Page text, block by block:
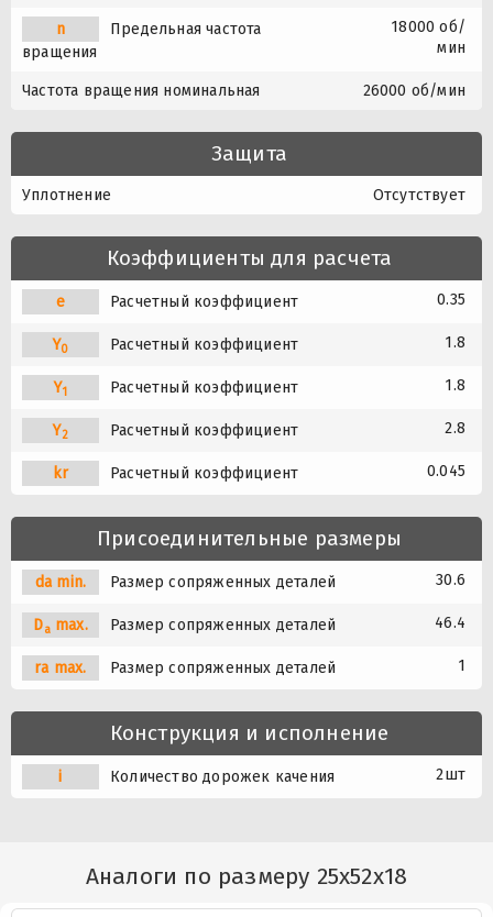
n
Предельная частота
вращения
18000 об/
мин
Частота вращения номинальная 26000 об/мин
Защита
Уплотнение Отсутствует
Коэффициенты для расчета
e Расчетный коэффициент 0.35
Y0 Расчетный коэффициент 1.8
Y1 Расчетный коэффициент 1.8
Y2 Расчетный коэффициент 2.8
kr Расчетный коэффициент 0.045
Присоединительные размеры
da min. Размер сопряженных деталей 30.6
Damax. Размер сопряженных деталей 46.4
ra max. Размер сопряженных деталей 1
Конструкция и исполнение
i Количество дорожек качения 2шт
Аналоги по размеру 25x52x18